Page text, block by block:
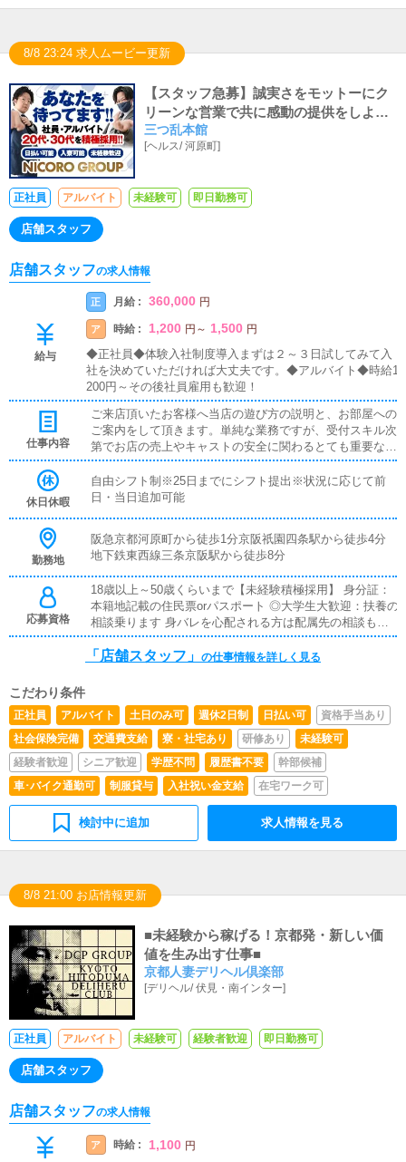
8/8 23:24 求人ムービー更新
【スタッフ急募】誠実さをモットーにク
リーンな営業で共に感動の提供をしよう
★面接交通費支給・即日勤務可能・日払
いOK
三つ乱本館
[ヘルス/河原町]
正社員 アルバイト 未経験可 即日勤務可
店舗スタッフ
店舗スタッフの求人情報
給与
正 月給 : 360,000 円
ア 時給 : 1,200 円 ～ 1,500 円
◆正社員◆体験入社制度導入まずは２～３日試してみて入
社を決めていただければ大丈夫です。◆アルバイト◆時給1
200円～その後社員雇用も歓迎！
仕事内容
ご来店頂いたお客様へ当店の遊び方の説明と、お部屋への
ご案内をして頂きます。単純な業務ですが、受付スキル次
第でお店の売上やキャストの安全に関わるとても重要な役
割です。先輩スタッフからの指導の元、始めていただける
のでご安心ください。
休日休暇
自由シフト制※25日までにシフト提出※状況に応じて前
日・当日追加可能
勤務地
阪急京都河原町から徒歩1分京阪祇園四条駅から徒歩4分
地下鉄東西線三条京阪駅から徒歩8分
応募資格
18歳以上～50歳くらいまで【未経験積極採用】 身分証：
本籍地記載の住民票orパスポート ◎大学生大歓迎：扶養の
相談乗ります 身バレを心配される方は配属先の相談も乗
りますのでお申し付けください。
「店舗スタッフ」 の仕事情報を詳しく見る
こだわり条件
正社員 アルバイト 土日のみ可 週休2日制 日払い可
資格手当あり
社会保険完備
交通費支給 寮・社宅あり 研修あり
未経験可
経験者歓迎
シニア歓迎 学歴不問 履歴書不要
幹部候補
車･バイク通勤可
制服貸与 入社祝い金支給 在宅ワーク可
検討中に追加 求人情報を見る
8/8 21:00 お店情報更新
■未経験から稼げる！京都発・新しい価
値を生み出す仕事■
京都人妻デリヘル倶楽部
[デリヘル/伏見・南インター]
正社員 アルバイト 未経験可 経験者歓迎 即日勤務可
店舗スタッフ
店舗スタッフの求人情報
ア 時給 : 1,100 円